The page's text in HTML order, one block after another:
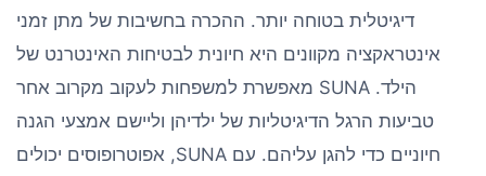
דיגיטלית בטוחה יותר. ההכרה בחשיבות של מתן זמני
אינטראקציה מקוונים היא חיונית לבטיחות האינטרנט של
הילד. SUNA מאפשרת למשפחות לעקוב מקרוב אחר
טביעות הרגל הדיגיטליות של ילדיהן וליישם אמצעי הגנה
חיוניים כדי להגן עליהם. עם SUNA, אפוטרופוסים יכולים